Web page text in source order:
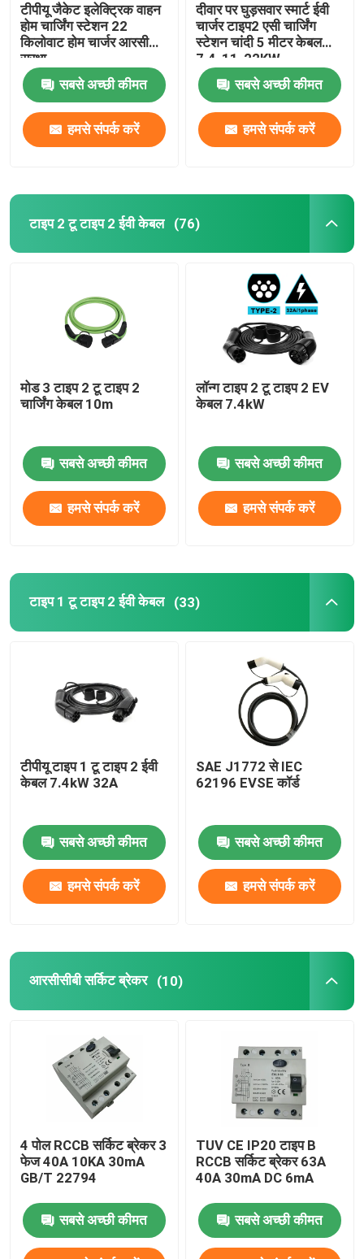
टीपीयू जैकेट इलेक्ट्रिक वाहन
होम चार्जिंग स्टेशन 22
किलोवाट होम चार्जर आरसीडी
सुरक्षा
सबसे अच्छी कीमत
हमसे संपर्क करें
दीवार पर घुड़सवार स्मार्ट ईवी
चार्जर टाइप2 एसी चार्जिंग
स्टेशन चांदी 5 मीटर केबल
7.4-11-22KW
सबसे अच्छी कीमत
हमसे संपर्क करें
टाइप 2 टू टाइप 2 ईवी केबल (76)
मोड 3 टाइप 2 टू टाइप 2
चार्जिंग केबल 10m
सबसे अच्छी कीमत
हमसे संपर्क करें
लॉन्ग टाइप 2 टू टाइप 2 EV
केबल 7.4kW
सबसे अच्छी कीमत
हमसे संपर्क करें
टाइप 1 टू टाइप 2 ईवी केबल (33)
टीपीयू टाइप 1 टू टाइप 2 ईवी
केबल 7.4kW 32A
सबसे अच्छी कीमत
हमसे संपर्क करें
SAE J1772 से IEC
62196 EVSE कॉर्ड
सबसे अच्छी कीमत
हमसे संपर्क करें
आरसीसीबी सर्किट ब्रेकर (10)
4 पोल RCCB सर्किट ब्रेकर 3
फेज 40A 10KA 30mA
GB/T 22794
सबसे अच्छी कीमत
TUV CE IP20 टाइप B
RCCB सर्किट ब्रेकर 63A
40A 30mA DC 6mA
सबसे अच्छी कीमत